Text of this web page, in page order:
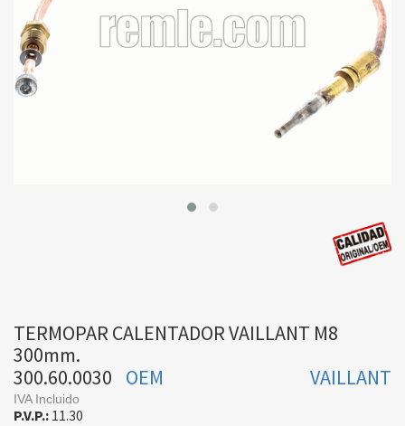
TERMOPAR CALENTADOR VAILLANT M8
300mm.
300.60.0030
VAILLANT
OEM
IVA Incluido
P.V.P.: 11.30